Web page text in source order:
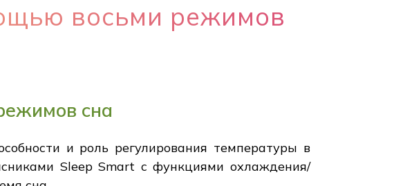
восьми режимов
сна
и роль регулирования температуры в
Sleep Smart с функциями охлаждения/